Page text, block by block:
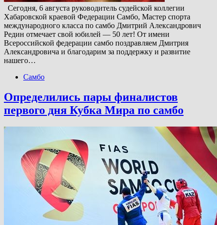
Сегодня, 6 августа руководитель судейской коллегии
Хабаровской краевой Федерации Самбо, Мастер спорта
международного класса по самбо Дмитрий Александрович
Редин отмечает свой юбилей — 50 лет! От имени
Всероссийской федерации самбо поздравляем Дмитрия
Александровича и благодарим за поддержку и развитие
нашего…
Самбо
Определились пары финалистов
первого дня Кубка Мира по самбо